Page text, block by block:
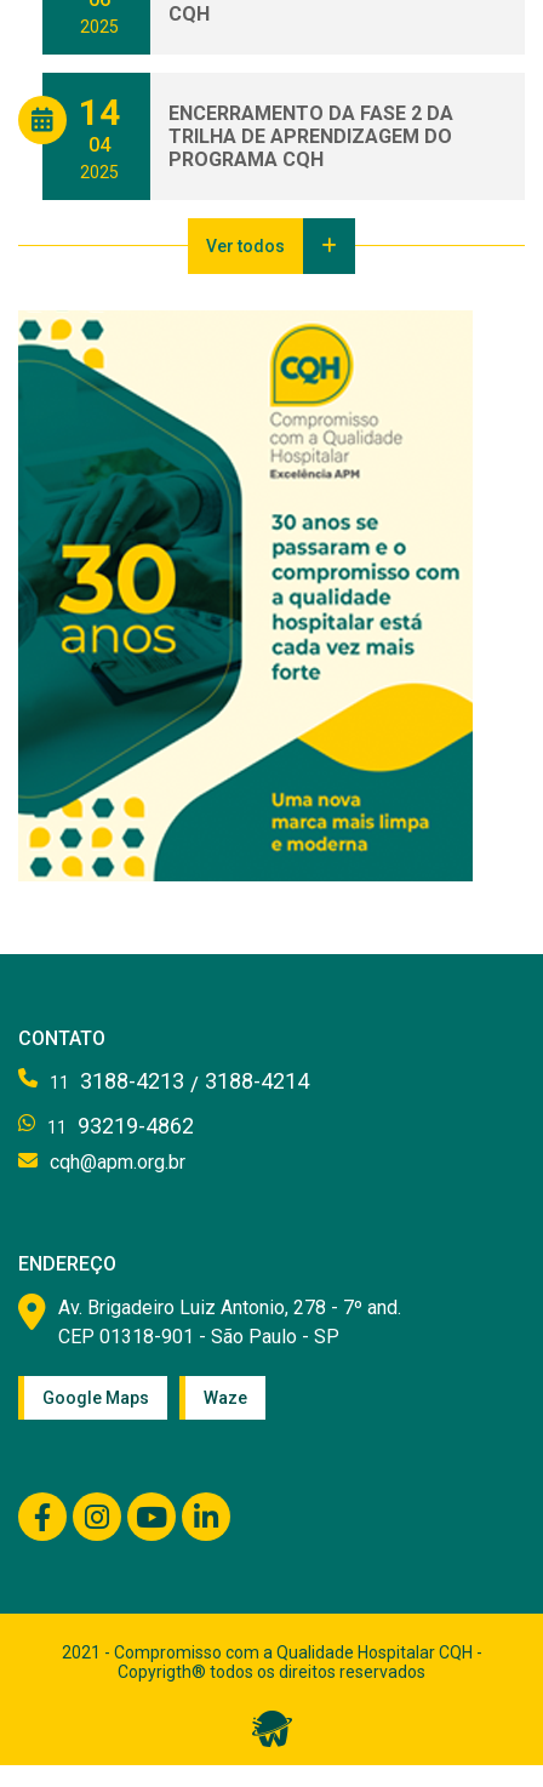
2025
CQH
14
04
2025
ENCERRAMENTO DA FASE 2 DA
TRILHA DE APRENDIZAGEM DO
PROGRAMA CQH
Ver todos
CONTATO
11 3188-4213 / 3188-4214
11 93219-4862
cqh@apm.org.br
ENDEREÇO
Av. Brigadeiro Luiz Antonio, 278 - 7º and.
CEP 01318-901 - São Paulo - SP
Google Maps Waze
2021 - Compromisso com a Qualidade Hospitalar CQH -
Copyrigth® todos os direitos reservados